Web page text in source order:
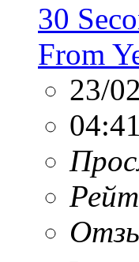
30
From
23/